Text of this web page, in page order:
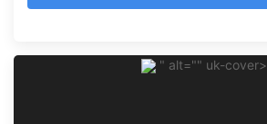
" alt="" uk-cover>